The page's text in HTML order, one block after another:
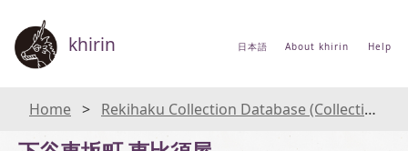
khirin 日本語 About khirin Help
Home Rekihaku Collection Database (Collections Database of the National Museum of Japanese History)